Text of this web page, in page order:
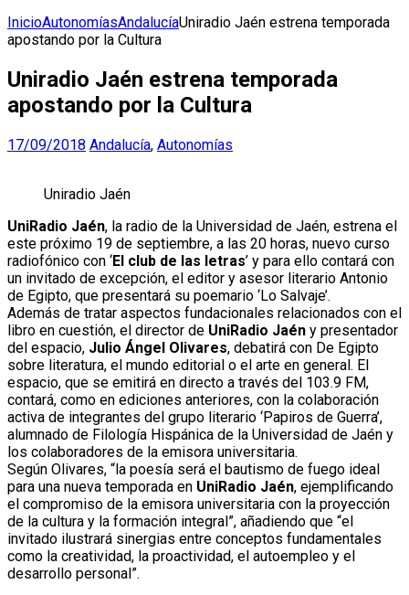
InicioAutonomíasAndalucíaUniradio Jaén estrena temporada
apostando por la Cultura
Uniradio Jaén estrena temporada
apostando por la Cultura
17/09/2018 Andalucía, Autonomías
Uniradio Jaén
UniRadio Jaén, la radio de la Universidad de Jaén, estrena el
este próximo 19 de septiembre, a las 20 horas, nuevo curso
radiofónico con ‘El club de las letras’ y para ello contará con
un invitado de excepción, el editor y asesor literario Antonio
de Egipto, que presentará su poemario ‘Lo Salvaje’.
Además de tratar aspectos fundacionales relacionados con el
libro en cuestión, el director de UniRadio Jaén y presentador
del espacio, Julio Ángel Olivares, debatirá con De Egipto
sobre literatura, el mundo editorial o el arte en general. El
espacio, que se emitirá en directo a través del 103.9 FM,
contará, como en ediciones anteriores, con la colaboración
activa de integrantes del grupo literario ‘Papiros de Guerra’,
alumnado de Filología Hispánica de la Universidad de Jaén y
los colaboradores de la emisora universitaria.
Según Olivares, “la poesía será el bautismo de fuego ideal
para una nueva temporada en UniRadio Jaén, ejemplificando
el compromiso de la emisora universitaria con la proyección
de la cultura y la formación integral”, añadiendo que “el
invitado ilustrará sinergias entre conceptos fundamentales
como la creatividad, la proactividad, el autoempleo y el
desarrollo personal”.